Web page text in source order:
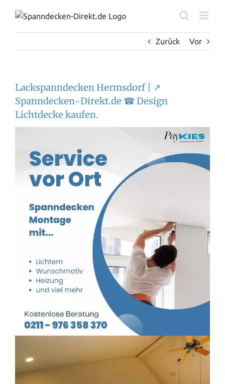
Inhalt
Zurück
Vor
Lackspanndecken Hermsdorf | ↗️
Spanndecken-Direkt.de ☎ Design
Lichtdecke kaufen.